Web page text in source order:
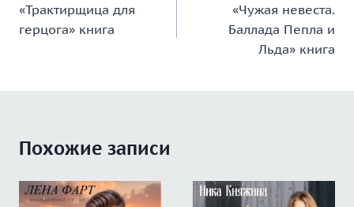
по
записям
«Трактирщица для
герцога» книга
«Чужая невеста.
Баллада Пепла и
Льда» книга
Похожие записи